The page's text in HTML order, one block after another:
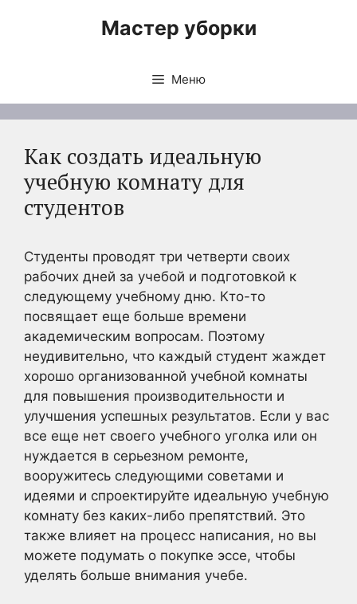
Мастер уборки
Меню
Как создать идеальную
учебную комнату для
студентов
Студенты проводят три четверти своих
рабочих дней за учебой и подготовкой к
следующему учебному дню. Кто-то
посвящает еще больше времени
академическим вопросам. Поэтому
неудивительно, что каждый студент жаждет
хорошо организованной учебной комнаты
для повышения производительности и
улучшения успешных результатов. Если у вас
все еще нет своего учебного уголка или он
нуждается в серьезном ремонте,
вооружитесь следующими советами и
идеями и спроектируйте идеальную учебную
комнату без каких-либо препятствий. Это
также влияет на процесс написания, но вы
можете подумать о покупке эссе, чтобы
уделять больше внимания учебе.